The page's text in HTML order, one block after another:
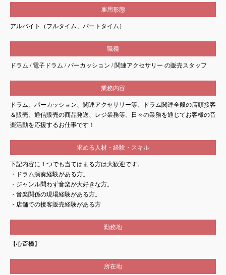
雇用形態
アルバイト（フルタイム、パートタイム）
職種
ドラム / 電子ドラム / パーカッション / 関連アクセサリー の販売スタッフ
業務内容
ドラム、パーカッション、関連アクセサリー等、ドラム関連全般の店頭接客
＆販売、通信販売の商品発送、レジ業務等、日々の業務を通じてお客様の音
楽活動を応援するお仕事です！
求める人材・経験・スキル
下記内容に１つでも当てはまる方は大歓迎です。
・ドラム演奏経験がある方。
・ジャンル問わず音楽が大好きな方。
・音楽関係の現場経験がある方。
・店舗での接客販売経験がある方
勤務地
【心斎橋】
所在地